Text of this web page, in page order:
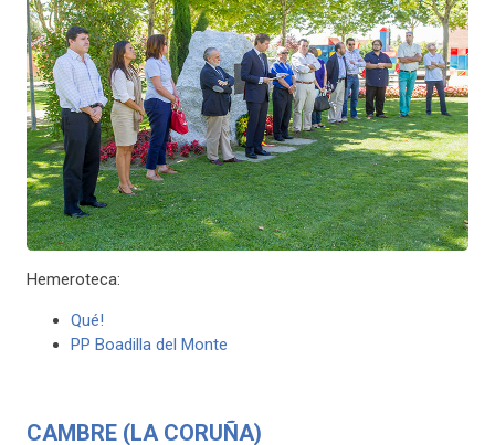
Hemeroteca:
Qué!
PP Boadilla del Monte
CAMBRE (LA CORUÑA)